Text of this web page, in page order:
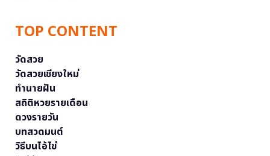
TOP CONTENT
วัดสวย
วัดสวยเชียงใหม่
ทำนายฝัน
สถิติหวยรายเดือน
ดวงรายวัน
บทสวดมนต์
วิธีบนไอ้ไข่